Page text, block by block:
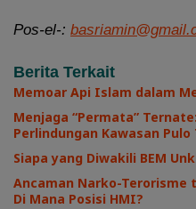
Pos-el-:
Berita Terkait
Memoar Api Islam dalam
Menjaga “Permata”
Perlindungan Kawasan Pulo
Siapa yang Diwakili BEM
Ancaman Narko-Terorisme
Di Mana Posisi HMI?